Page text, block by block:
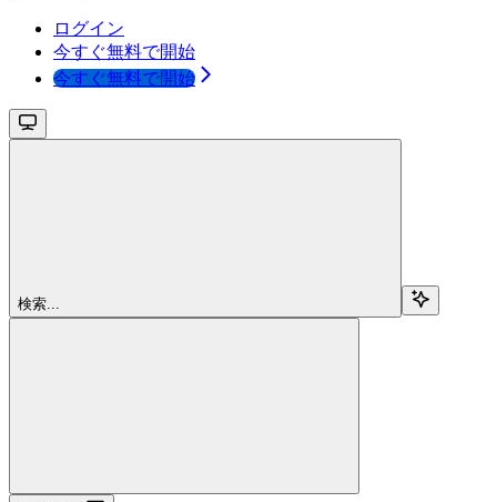
ログイン
今すぐ無料で開始
今すぐ無料で開始
検索...